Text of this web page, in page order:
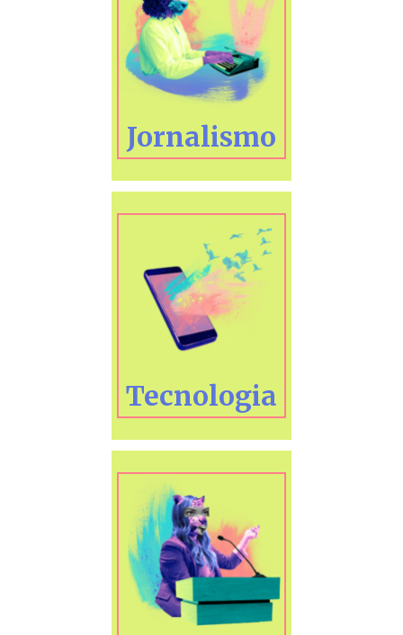
Jornalismo
Tecnologia